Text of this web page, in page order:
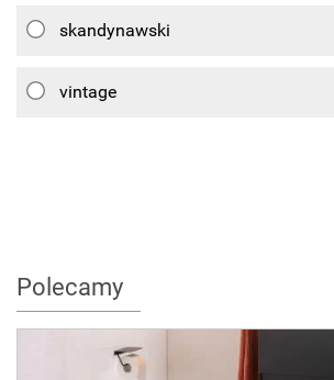
skandynawski
vintage
Polecamy